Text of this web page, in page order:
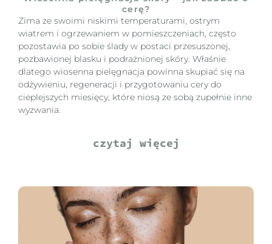
cerę?
Zima ze swoimi niskimi temperaturami, ostrym
wiatrem i ogrzewaniem w pomieszczeniach, często
pozostawia po sobie ślady w postaci przesuszonej,
pozbawionej blasku i podrażnionej skóry. Właśnie
dlatego wiosenna pielęgnacja powinna skupiać się na
odżywieniu, regeneracji i przygotowaniu cery do
cieplejszych miesięcy, które niosą ze sobą zupełnie inne
wyzwania.
czytaj więcej